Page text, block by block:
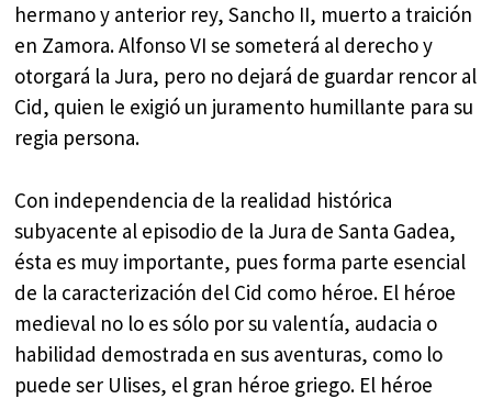
hermano y anterior rey, Sancho II, muerto a traición
en Zamora. Alfonso VI se someterá al derecho y
otorgará la Jura, pero no dejará de guardar rencor al
Cid, quien le exigió un juramento humillante para su
regia persona.
Con independencia de la realidad histórica
subyacente al episodio de la Jura de Santa Gadea,
ésta es muy importante, pues forma parte esencial
de la caracterización del Cid como héroe. El héroe
medieval no lo es sólo por su valentía, audacia o
habilidad demostrada en sus aventuras, como lo
puede ser Ulises, el gran héroe griego. El héroe